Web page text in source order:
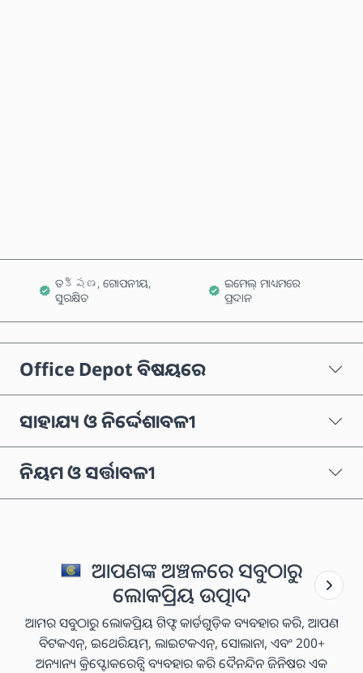
ତక్షణ, ଗୋପନୀୟ,
ସୁରକ୍ଷିତ
ଇମେଲ୍ ମାଧ୍ୟମରେ
ପ୍ରଦାନ
Office Depot ବିଷୟରେ
ସାହାଯ୍ୟ ଓ ନିର୍ଦ୍ଦେଶାବଳୀ
ନିୟମ ଓ ସର୍ତ୍ତାବଳୀ
ଆପଣଙ୍କ ଅଞ୍ଚଳରେ ସବୁଠାରୁ
ଲୋକପ୍ରିୟ ଉତ୍ପାଦ
ଆମର ସବୁଠାରୁ ଲୋକପ୍ରିୟ ଗିଫ୍ଟ କାର୍ଡଗୁଡ଼ିକ ବ୍ୟବହାର କରି, ଆପଣ
ବିଟକଏନ୍, ଇଥେରିୟମ୍, ଲାଇଟକଏନ୍, ସୋଲାନା, ଏବଂ 200+
ଅନ୍ୟାନ୍ୟ କ୍ରିପ୍ଟୋକରେନ୍ସି ବ୍ୟବହାର କରି ଦୈନନ୍ଦିନ ଜିନିଷର ଏକ